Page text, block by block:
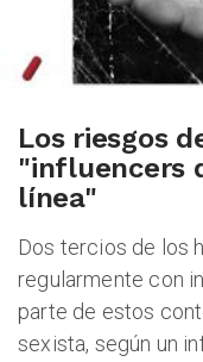
Los riesgos
"influencers
línea"
Dos tercios de los
regularmente con
parte de estos
sexista, según un